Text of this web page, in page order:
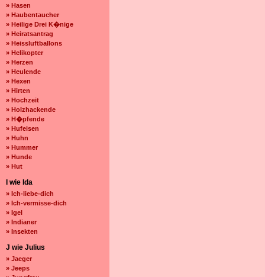
» Hasen
» Haubentaucher
» Heilige Drei K�nige
» Heiratsantrag
» Heissluftballons
» Helikopter
» Herzen
» Heulende
» Hexen
» Hirten
» Hochzeit
» Holzhackende
» H�pfende
» Hufeisen
» Huhn
» Hummer
» Hunde
» Hut
I wie Ida
» Ich-liebe-dich
» Ich-vermisse-dich
» Igel
» Indianer
» Insekten
J wie Julius
» Jaeger
» Jeeps